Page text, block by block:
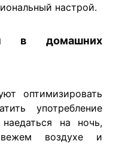
настрой.
в домашних
оптимизировать
употребление
на ночь,
воздухе и